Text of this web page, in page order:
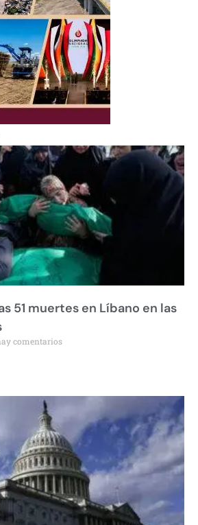
51 muertes en Líbano en las
comentarios